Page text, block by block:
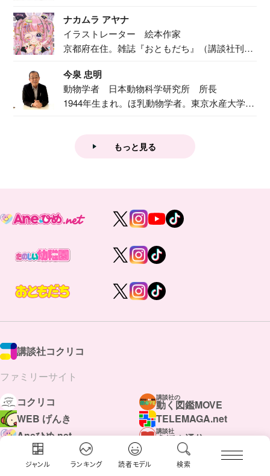
ジャンル ランキング 読者モデル 検索
ナカムラ アヤナ
イラストレーター 絵本作家
京都府在住。雑誌『おともだち』（講談社刊）
今泉 忠明
動物学者 日本動物科学研究所 所長
1944年生まれ。ほ乳動物学者。東京水産大学卒
もっと見る
講談社コクリコ
ファミリーサイト
コクリコ
講談社の
動く図鑑MOVE
WEB げんき
TELEMAGA.net
Aneひめ.net
講談社
えほん通信
青い鳥文庫
はやみねかおる FAN CLUB
赤い夢学園